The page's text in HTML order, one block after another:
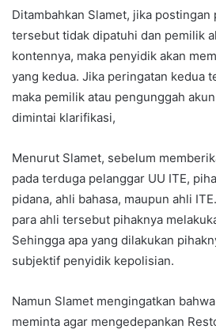
Ditambahkan Slamet, jika
tersebut tidak dipatuhi dan pemilik
kontennya, maka penyidik akan
yang kedua. Jika peringatan kedua
maka pemilik atau pengunggah
dimintai klarifikasi,
Menurut Slamet, sebelum
pada terduga pelanggar UU ITE,
pidana, ahli bahasa, maupun ahli
para ahli tersebut pihaknya
Sehingga apa yang dilakukan
subjektif penyidik kepolisian.
Namun Slamet mengingatkan
meminta agar mengedepankan